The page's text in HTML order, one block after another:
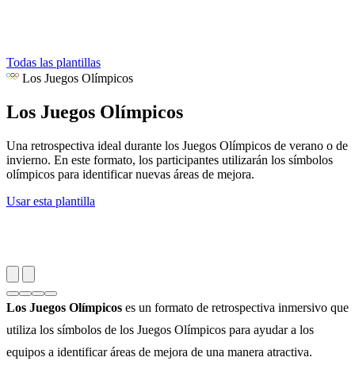
Todas las plantillas
Los Juegos Olímpicos
Los Juegos Olímpicos
Una retrospectiva ideal durante los Juegos Olímpicos de verano o de
invierno. En este formato, los participantes utilizarán los símbolos
olímpicos para identificar nuevas áreas de mejora.
Usar esta plantilla
Los Juegos Olímpicos es un formato de retrospectiva inmersivo que
utiliza los símbolos de los Juegos Olímpicos para ayudar a los
equipos a identificar áreas de mejora de una manera atractiva.